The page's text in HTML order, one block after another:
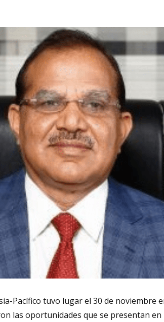
Pacífico tuvo lugar el 30 de noviembre
las oportunidades que se presentan